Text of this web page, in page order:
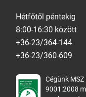
Hétfőtől péntekig
8:00-16:30 között
+36-23/364-144
+36-23/360-609
Cégünk MSZ
9001:2008